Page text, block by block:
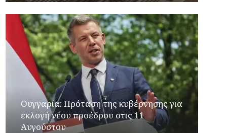
Ουγγαρία: Πρόταση της κυβέρνησης για
εκλογή νέου προέδρου στις 11
Αυγούστου